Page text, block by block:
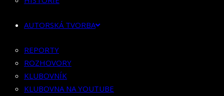
KLUBOVNA NA YOUTUBE
SUPPORTUJEME
PROPOJOVÁNÍ SCÉN
RECENZE
KFN/FESTIVAL
AUTORSKÁ TVORBA
REPORTY
ROZHOVORY
KLUBOVNÍK
KLUBOVNA NA YOUTUBE